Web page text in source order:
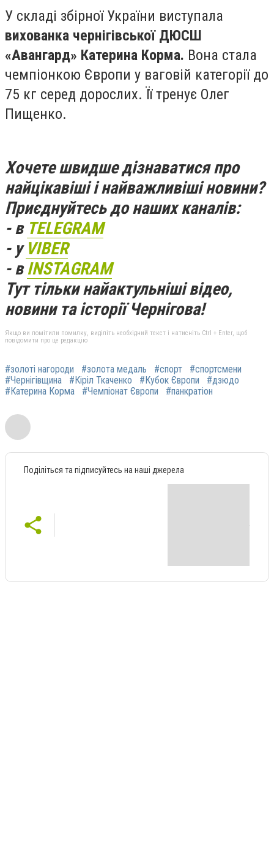
У складі збірної України виступала
вихованка чернігівської ДЮСШ
«Авангард» Катерина Корма. Вона стала
чемпіонкою Європи у ваговій категорії до
75 кг серед дорослих. Її тренує Олег
Пищенко.
Хочете швидше дізнаватися про
найцікавіші і найважливіші новини?
Приєднуйтесь до наших каналів:
- в TELEGRAM
- у VIBER
- вINSTAGRAM
Тут тільки найактульніші відео,
новини та історії Чернігова!
Якщо ви помітили помилку, виділіть необхідний текст і натисніть Ctrl + Enter, щоб
повідомити про це редакцію
#золоті нагороди #золота медаль #спорт
#спортсмени
#Чернігівщина
#Кіріл Ткаченко #Кубок Європи
#дзюдо
#Катерина Корма
#Чемпіонат Європи #панкратіон
Поділіться та підписуйтесь на наші джерела